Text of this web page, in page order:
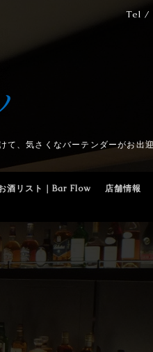
Tel /
、気さくなバーテンダーがお出迎
酒リスト｜Bar Flow 店舗情報